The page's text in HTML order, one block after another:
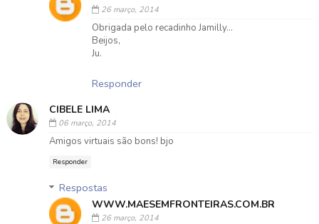
26 março, 2014
Obrigada pelo recadinho Jamilly...
Beijos,
Ju.
Responder
CIBELE LIMA
06 março, 2014
Amigos virtuais são bons! bjo
Responder
Respostas
WWW.MAESEMFRONTEIRAS.COM.BR
26 março, 2014